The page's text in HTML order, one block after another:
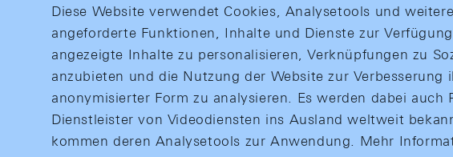
Diese Website verwendet Cookies, Analysetools und
angeforderte Funktionen, Inhalte und Dienste zur
angezeigte Inhalte zu personalisieren, Verknüpfungen zu
anzubieten und die Nutzung der Website zur Verbesserung
anonymisierter Form zu analysieren. Es werden dabei auch
Dienstleister von Videodiensten ins Ausland weltweit
kommen deren Analysetools zur Anwendung. Mehr